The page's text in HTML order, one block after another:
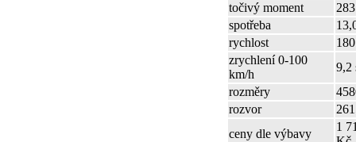
točivý moment
spotřeba
rychlost
zrychlení 0-100
km/h
9,2
rozměry
rozvor
ceny dle výbavy
1